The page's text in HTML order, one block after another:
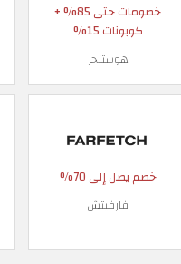
خصومات حتى 85% +
كوبونات 15%
هوستنجر
خصم يصل إلى 70%
فارفيتش